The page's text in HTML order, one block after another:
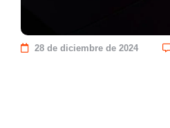
28 de diciembre de 2024